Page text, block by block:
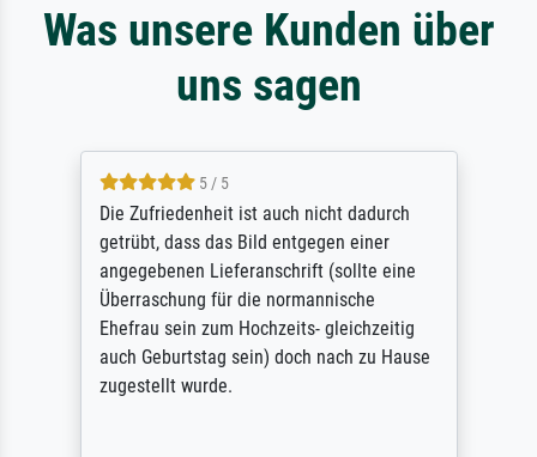
Was unsere Kunden über
uns sagen
5 / 5
Die Zufriedenheit ist auch nicht dadurch
getrübt, dass das Bild entgegen einer
angegebenen Lieferanschrift (sollte eine
Überraschung für die normannische
Ehefrau sein zum Hochzeits- gleichzeitig
auch Geburtstag sein) doch nach zu Hause
zugestellt wurde.